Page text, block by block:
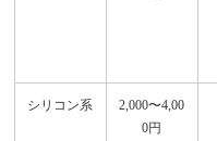
シリコン系
2,000〜4,00
0円